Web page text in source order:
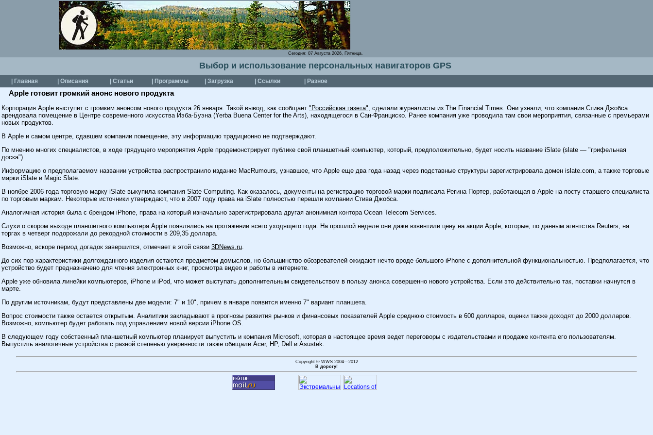
Сегодня: 07 Августа 2026, Пятница.
Выбор и использование персональных навигаторов GPS
| Главная | Описания | Статьи | Программы | Загрузка | Ссылки | Разное
Apple готовит громкий анонс нового продукта
Корпорация Apple выступит с громким анонсом нового продукта 26 января. Такой вывод, как сообщает "Российская газета", сделали журналисты из The Financial Times. Они узнали, что компания Стива Джобса
арендовала помещение в Центре современного искусства Йэба-Буэна (Yerba Buena Center for the Arts), находящегося в Сан-Франциско. Ранее компания уже проводила там свои мероприятия, связанные с премьерами
новых продуктов.
В Apple и самом центре, сдавшем компании помещение, эту информацию традиционно не подтверждают.
По мнению многих специалистов, в ходе грядущего мероприятия Apple продемонстрирует публике свой планшетный компьютер, который, предположительно, будет носить название iSlate (slate — "грифельная
доска").
Информацию о предполагаемом названии устройства распространило издание MacRumours, узнавшее, что Apple еще два года назад через подставные структуры зарегистрировала домен islate.com, а также торговые
марки iSlate и Magic Slate.
В ноябре 2006 года торговую марку iSlate выкупила компания Slate Computing. Как оказалось, документы на регистрацию торговой марки подписала Регина Портер, работающая в Apple на посту старшего специалиста
по торговым маркам. Некоторые источники утверждают, что в 2007 году права на iSlate полностью перешли компании Стива Джобса.
Аналогичная история была с брендом iPhone, права на который изначально зарегистрировала другая анонимная контора Ocean Telecom Services.
Слухи о скором выходе планшетного компьютера Apple появлялись на протяжении всего уходящего года. На прошлой неделе они даже взвинтили цену на акции Apple, которые, по данным агентства Reuters, на
торгах в четверг подорожали до рекордной стоимости в 209,35 доллара.
Возможно, вскоре период догадок завершится, отмечает в этой связи 3DNews.ru.
До сих пор характеристики долгожданного изделия остаются предметом домыслов, но большинство обозревателей ожидают нечто вроде большого iPhone с дополнительной функциональностью. Предполагается, что
устройство будет предназначено для чтения электронных книг, просмотра видео и работы в интернете.
Apple уже обновила линейки компьютеров, iPhone и iPod, что может выступать дополнительным свидетельством в пользу анонса совершенно нового устройства. Если это действительно так, поставки начнутся в
марте.
По другим источникам, будут представлены две модели: 7" и 10", причем в январе появится именно 7" вариант планшета.
Вопрос стоимости также остается открытым. Аналитики закладывают в прогнозы развития рынков и финансовых показателей Apple среднюю стоимость в 600 долларов, оценки также доходят до 2000 долларов.
Возможно, компьютер будет работать под управлением новой версии iPhone OS.
В следующем году собственный планшетный компьютер планирует выпустить и компания Microsoft, которая в настоящее время ведет переговоры с издательствами и продаже контента его пользователям.
Выпустить аналогичные устройства с разной степенью уверенности также обещали Acer, HP, Dell и Asustek.
Copyright © WWS 2004—2012
В дорогу!